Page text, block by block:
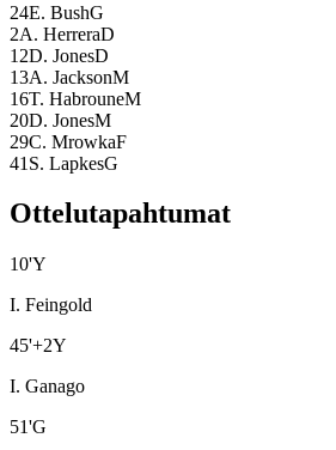
24E. BushG
2A. HerreraD
12D. JonesD
13A. JacksonM
16T. HabrouneM
20D. JonesM
29C. MrowkaF
41 S. LapkesG
Ottelutapahtumat
10'Y
I. Feingold
45'+2Y
I. Ganago
51'G